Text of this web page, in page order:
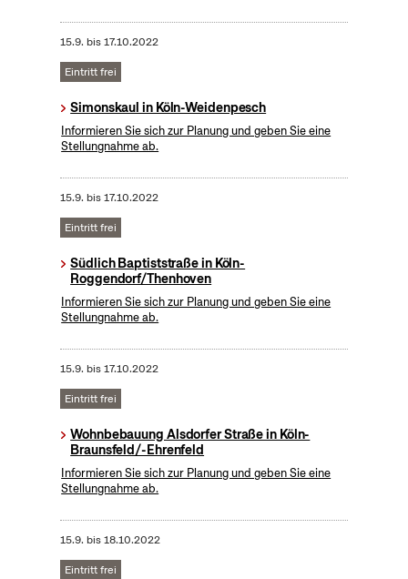
15.9. bis17.10.2022
Eintritt frei
Simonskaul in Köln-Weidenpesch
Informieren Sie sich zur Planung und geben Sie eine
Stellungnahme ab.
15.9. bis17.10.2022
Eintritt frei
Südlich Baptiststraße in Köln-
Roggendorf/Thenhoven
Informieren Sie sich zur Planung und geben Sie eine
Stellungnahme ab.
15.9. bis17.10.2022
Eintritt frei
Wohnbebauung Alsdorfer Straße in Köln-
Braunsfeld/-Ehrenfeld
Informieren Sie sich zur Planung und geben Sie eine
Stellungnahme ab.
15.9. bis18.10.2022
Eintritt frei